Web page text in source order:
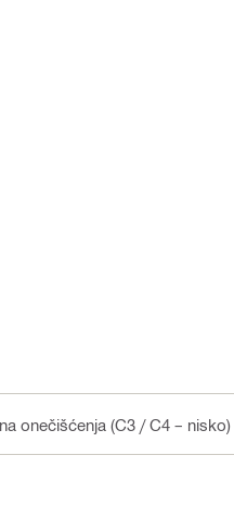
onečišćenja (C3 / C4 – nisko)